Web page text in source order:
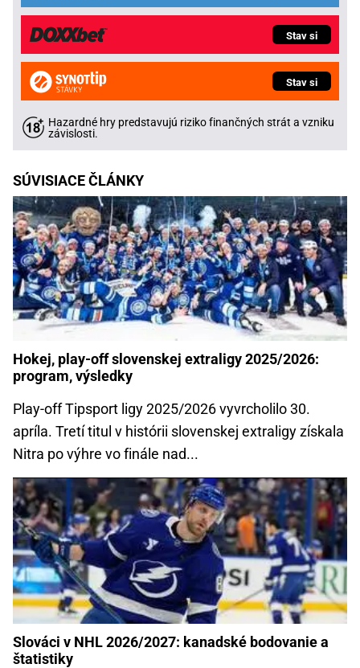
Stav si
Stav si
Hazardné hry predstavujú riziko finančných strát a vzniku
závislosti.
SÚVISIACE ČLÁNKY
Hokej, play-off slovenskej extraligy 2025/2026:
program, výsledky
Play-off Tipsport ligy 2025/2026 vyvrcholilo 30.
apríla. Tretí titul v histórii slovenskej extraligy získala
Nitra po výhre vo finále nad...
Slováci v NHL 2026/2027: kanadské bodovanie a
štatistiky